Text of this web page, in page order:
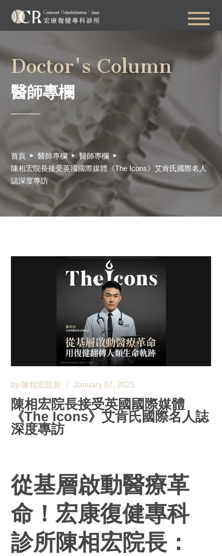
Doctor's Column
醫師專欄
首頁 醫師專欄
醫師專欄
陳相宏院長接受英國國際媒體《The Icons》艾肯氏國際名人
誌深度專訪
by 陳相宏院長 January 07, 2025
陳相宏院長接受英國國際媒體
《The Icons》艾肯氏國際名人誌
深度專訪
從基層啟動醫療革
命！宏康復健專科
診所陳相宏院長：